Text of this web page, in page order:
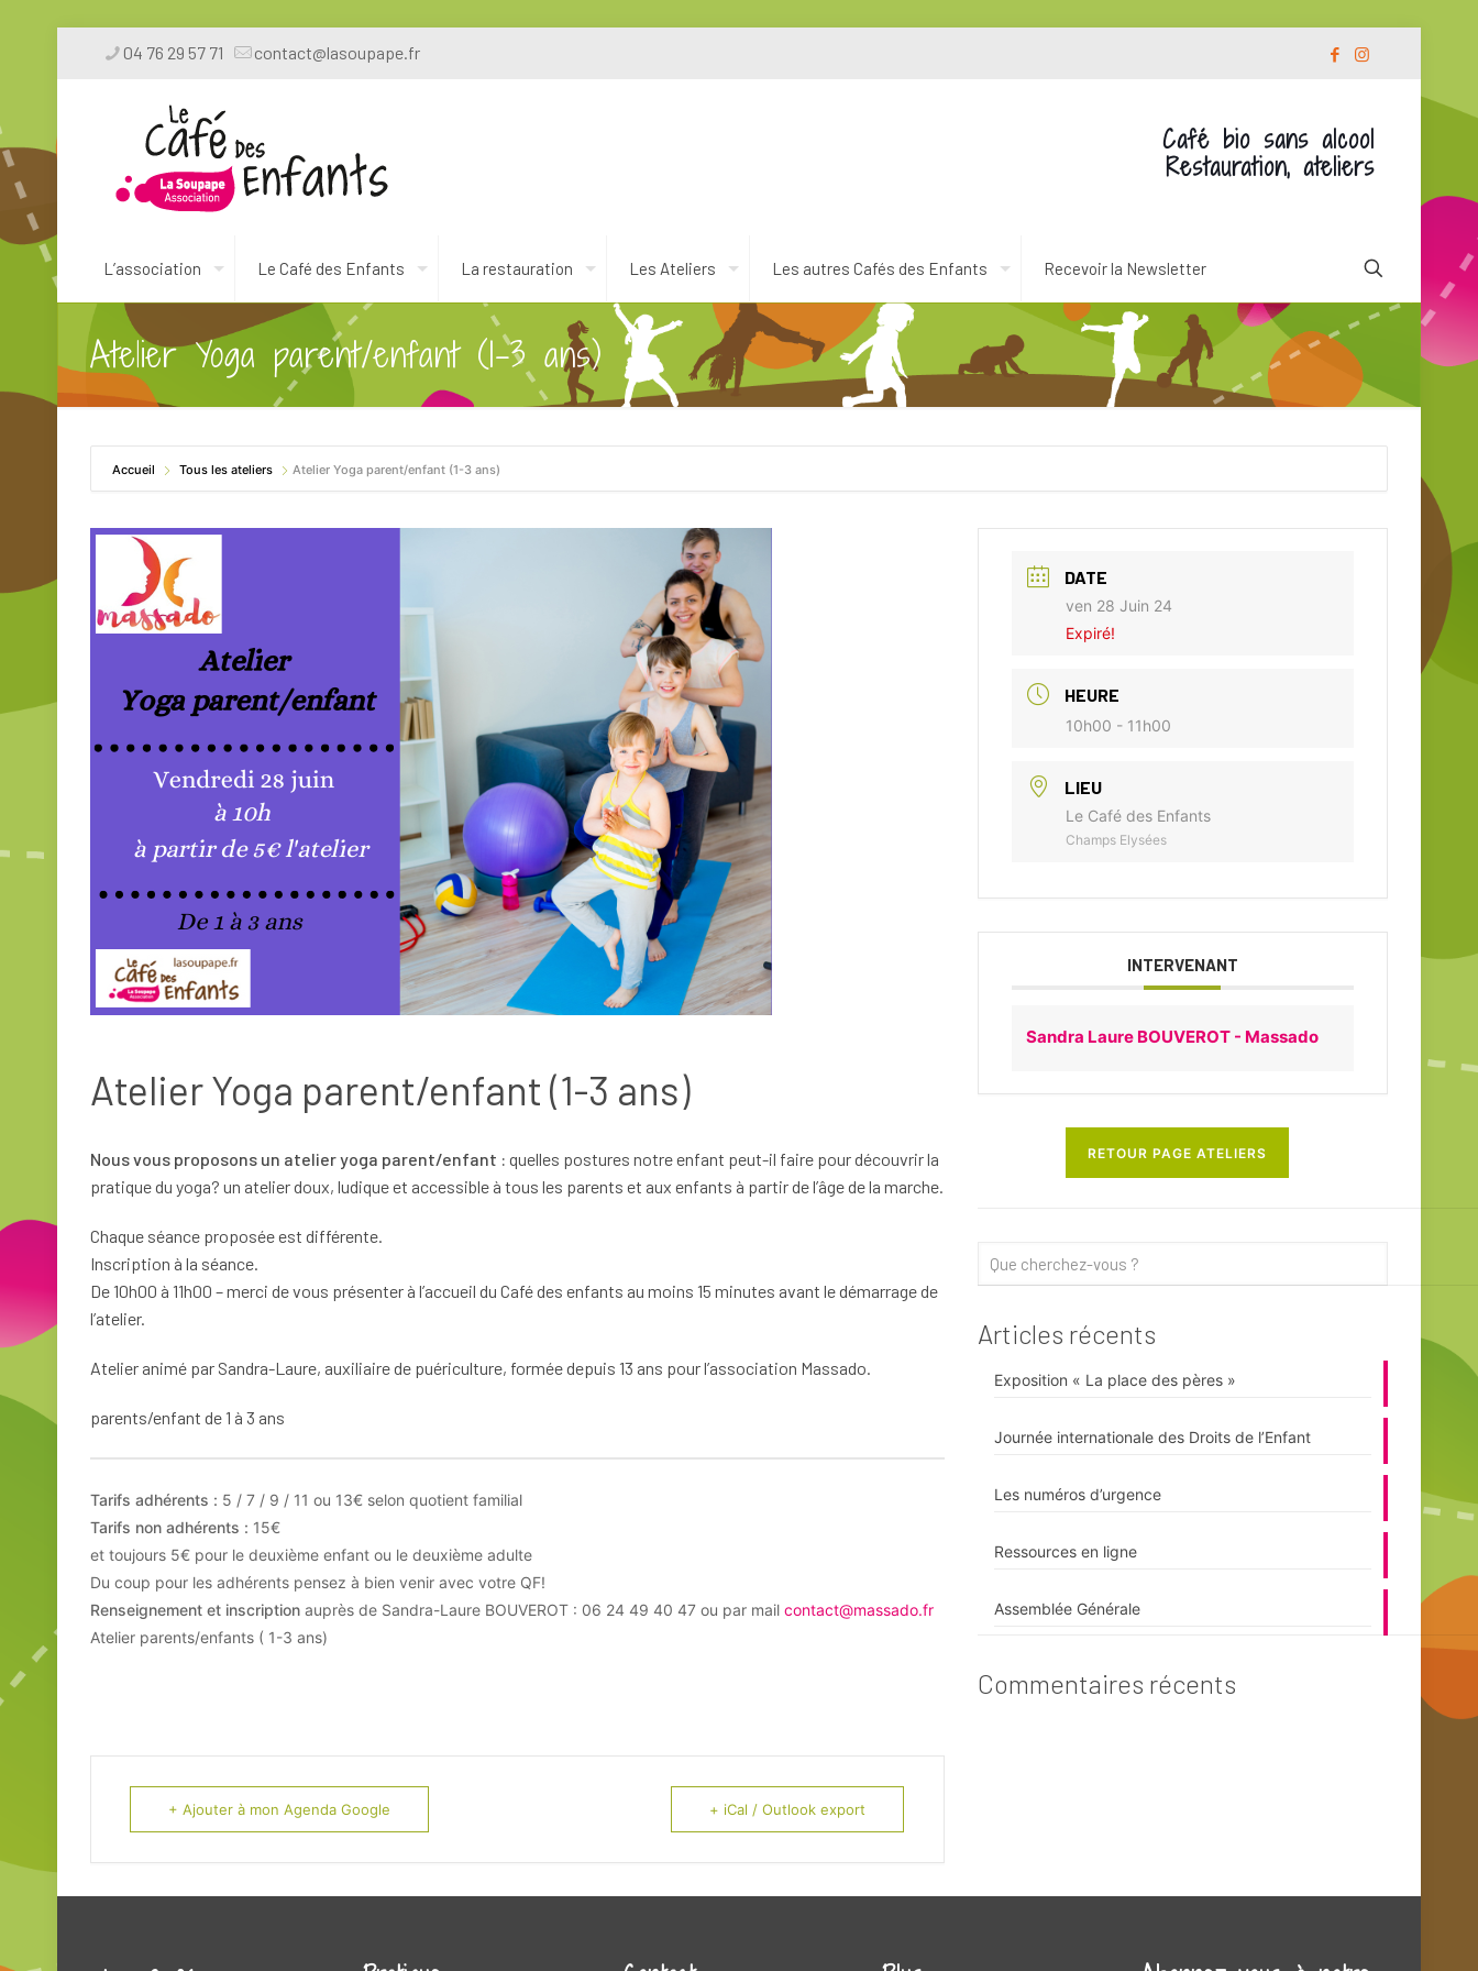
04 76 29 57 71 contact@lasoupape.fr
L’association Le Café des Enfants La restauration Les Ateliers Les autres Cafés des Enfants Recevoir la Newsletter
Café bio sans alcool
Restauration, ateliers
Atelier Yoga parent/enfant (1-3 ans)
Accueil Tous les ateliers Atelier Yoga parent/enfant (1-3 ans)
Atelier Yoga parent/enfant (1-3 ans)
Nous vous proposons un atelier yoga parent/enfant : quelles postures notre enfant peut-il faire pour découvrir la
pratique du yoga? un atelier doux, ludique et accessible à tous les parents et aux enfants à partir de l’âge de la marche.
Chaque séance proposée est différente.
Inscription à la séance.
De 10h00 à 11h00 – merci de vous présenter à l’accueil du Café des enfants au moins 15 minutes avant le démarrage de
l’atelier.
Atelier animé par Sandra-Laure, auxiliaire de puériculture, formée depuis 13 ans pour l’association Massado.
parents/enfant de 1 à 3 ans
Tarifs adhérents : 5 / 7 / 9 / 11 ou 13€ selon quotient familial
Tarifs non adhérents : 15€
et toujours 5€ pour le deuxième enfant ou le deuxième adulte
Du coup pour les adhérents pensez à bien venir avec votre QF!
Renseignement et inscription auprès de Sandra-Laure BOUVEROT : 06 24 49 40 47 ou par mail contact@massado.fr
Atelier parents/enfants ( 1-3 ans)
+ Ajouter à mon Agenda Google + iCal / Outlook export
DATE
ven 28 Juin 24
Expiré!
HEURE
10h00 - 11h00
LIEU
Le Café des Enfants
Champs Elysées
INTERVENANT
Sandra Laure BOUVEROT - Massado
RETOUR PAGE ATELIERS
Articles récents
Exposition « La place des pères »
Journée internationale des Droits de l’Enfant
Les numéros d’urgence
Ressources en ligne
Assemblée Générale
Commentaires récents